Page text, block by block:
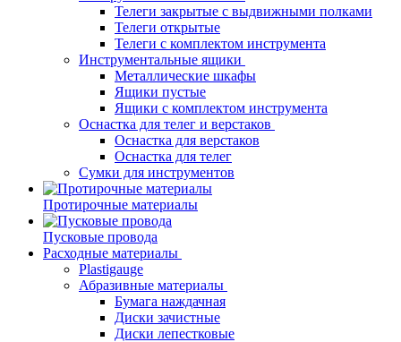
Телеги закрытые с выдвижными полками
Телеги открытые
Телеги с комплектом инструмента
Инструментальные ящики
Металлические шкафы
Ящики пустые
Ящики с комплектом инструмента
Оснастка для телег и верстаков
Оснастка для верстаков
Оснастка для телег
Сумки для инструментов
Протирочные материалы
Пусковые провода
Расходные материалы
Plastigauge
Абразивные материалы
Бумага наждачная
Диски зачистные
Диски лепестковые